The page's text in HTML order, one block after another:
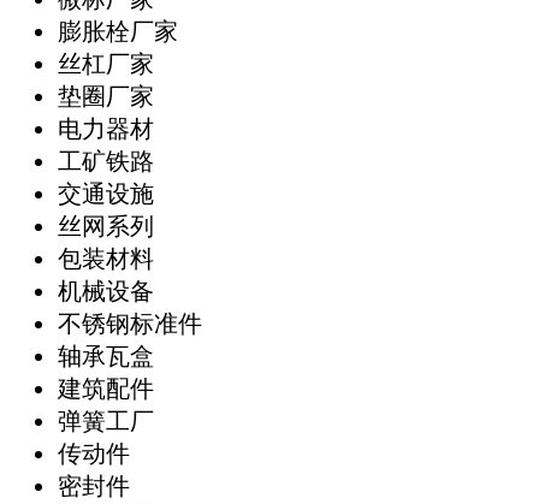
膨胀栓厂家
丝杠厂家
垫圈厂家
电力器材
工矿铁路
交通设施
丝网系列
包装材料
机械设备
不锈钢标准件
轴承瓦盒
建筑配件
弹簧工厂
传动件
密封件